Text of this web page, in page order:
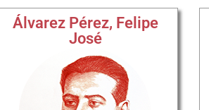
Álvarez Pérez, Felipe
José